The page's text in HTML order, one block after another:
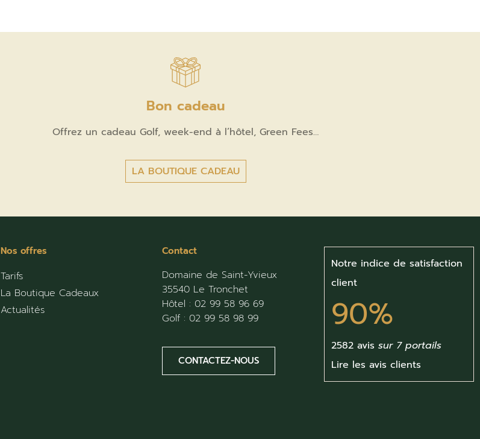
Bon cadeau
Offrez un cadeau Golf, week-end à l’hôtel, Green Fees…
LA BOUTIQUE CADEAU
Nos offres
Tarifs
La Boutique Cadeaux
Actualités
Contact
Domaine de Saint-Yvieux
35540 Le Tronchet
Hôtel :02 99 58 96 69
Golf :02 99 58 98 99
CONTACTEZ-NOUS
Notre indice de satisfaction
client
90%
2582 avissur 7 portails
Lire les avis clients